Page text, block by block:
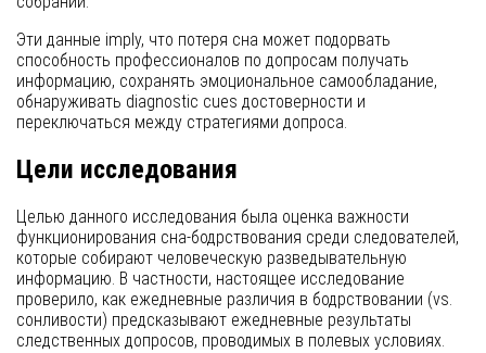
Эти данные imply, что потеря сна может подорвать
способность профессионалов по допросам получать
информацию, сохранять эмоциональное самообладание,
обнаруживать diagnostic cues достоверности и
переключаться между стратегиями допроса.
Цели исследования
Целью данного исследования была оценка важности
функционирования сна-бодрствования среди следователей,
которые собирают человеческую разведывательную
информацию. В частности, настоящее исследование
проверило, как ежедневные различия в бодрствовании (vs.
сонливости) предсказывают ежедневные результаты
следственных допросов, проводимых в полевых условиях.